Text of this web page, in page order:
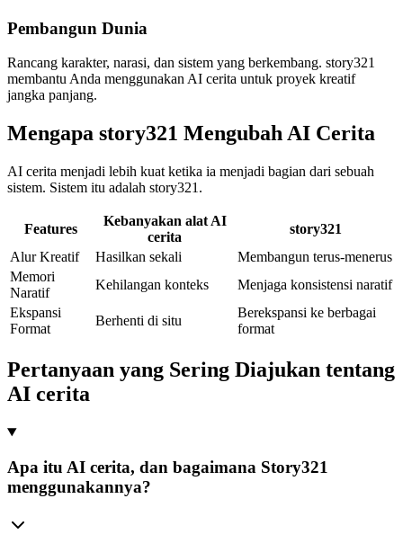
Pembangun Dunia
Rancang karakter, narasi, dan sistem yang berkembang. story321
membantu Anda menggunakan AI cerita untuk proyek kreatif
jangka panjang.
Mengapa story321 Mengubah AI Cerita
AI cerita menjadi lebih kuat ketika ia menjadi bagian dari sebuah
sistem. Sistem itu adalah story321.
Features
Kebanyakan alat AI
cerita
story321
Alur Kreatif
Hasilkan sekali
Membangun terus-menerus
Memori
Naratif
Kehilangan konteks
Menjaga konsistensi naratif
Ekspansi
Format
Berhenti di situ
Berekspansi ke berbagai
format
Pertanyaan yang Sering Diajukan tentang
AI cerita
Apa itu AI cerita, dan bagaimana Story321
menggunakannya?